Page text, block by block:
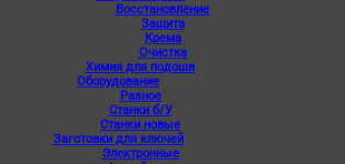
Восстановление
Защита
Крема
Очистка
Химия для подошв
Оборудование
Разное
Станки б/У
Станки новые
Заготовки для ключей
Электронные